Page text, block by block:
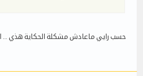
حسب رايي ماعادش مشكلة الحكاية هذي